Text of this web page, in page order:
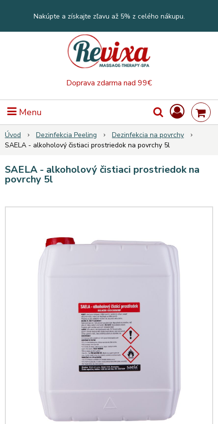
Doprava zdarma nad 99€
Nakúpte a získajte zľavu až 5% z celého nákupu.
Menu
Úvod Dezinfekcia Peeling
Dezinfekcia na povrchy
SAELA - alkoholový čistiaci prostriedok na povrchy 5l
SAELA - alkoholový čistiaci prostriedok na
povrchy 5l